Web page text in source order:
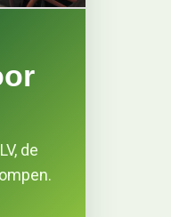
de